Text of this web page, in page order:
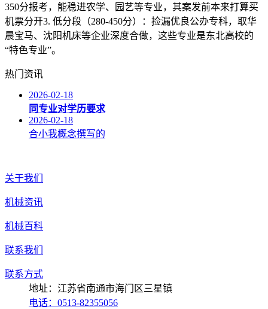
350分报考，能稳进农学、园艺等专业，其案发前本来打算买
机票分开3. 低分段（280-450分）：捡漏优良公办专科，取华
晨宝马、沈阳机床等企业深度合做，这些专业是东北高校的
“特色专业”。
热门资讯
2026-02-18
同专业对学历要求
2026-02-18
合小我概念撰写的
关于我们
机械资讯
机械百科
联系我们
联系方式
地址：江苏省南通市海门区三星镇
电话：0513-82355056